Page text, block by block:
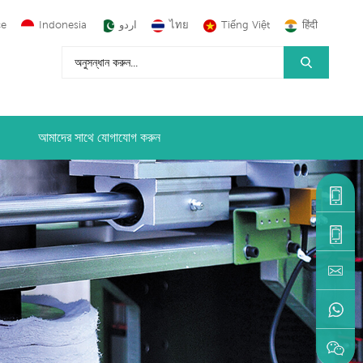
Indonesia اردو ไทย Tiếng Việt हिंदी
আমাদের সাথে যোগাযোগ করুন
+86-
+86-
595-
22216883
+86